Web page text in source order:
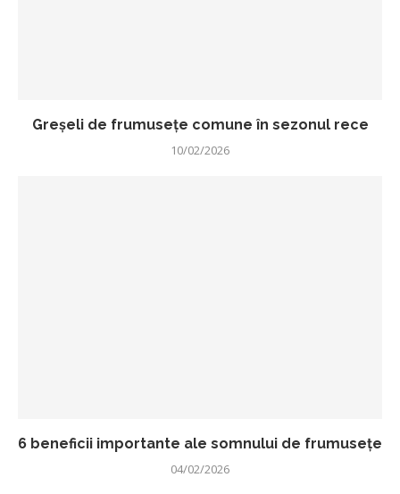
Greșeli de frumusețe comune în sezonul rece
10/02/2026
6 beneficii importante ale somnului de frumusețe
04/02/2026